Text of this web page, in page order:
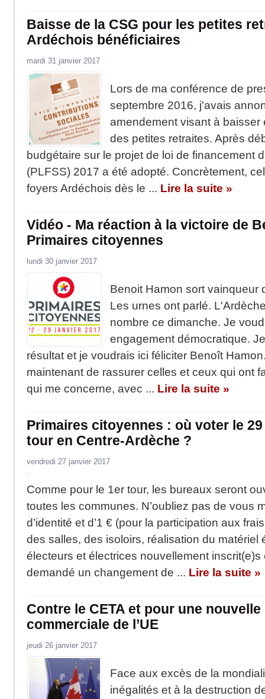
Baisse de la CSG pour les petites
Ardéchois bénéficiaires
mardi 31 janvier 2017
Lors de ma conférence de
septembre 2016, j'avais
amendement visant à baisser
des petites retraites. Après
budgétaire sur le projet de loi de financement
(PLFSS) 2017 a été adopté. Concrètement,
foyers Ardéchois dès le ... Lire la suite »
Vidéo - Ma réaction à la victoire de
Primaires citoyennes
lundi 30 janvier 2017
Benoit Hamon sort vainqueur
Les urnes ont parlé.
nombre ce dimanche. Je
engagement démocratique.
résultat et je voudrais ici féliciter Benoît
maintenant de rassurer celles et ceux qui ont
qui me concerne, avec ... Lire la suite »
Primaires citoyennes : où voter le
tour en Centre-Ardèche ?
vendredi 27 janvier 2017
Comme pour le 1er tour, les bureaux seront
toutes les communes. N’oubliez pas de vous
d’identité et d’1 € (pour la participation aux
des salles, des isoloirs, réalisation du
électeurs et électrices nouvellement
demandé un changement de ... Lire la suite »
Contre le CETA et pour une
commerciale de l’UE
jeudi 26 janvier 2017
Face aux excès de la
inégalités et à la destruction